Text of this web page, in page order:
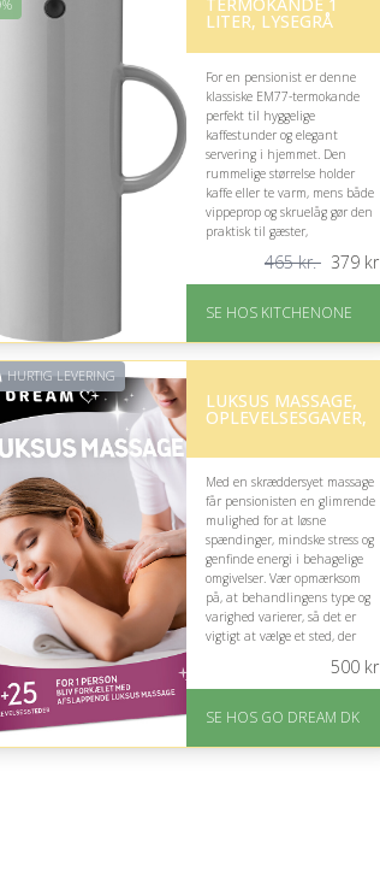
LITER, LYSEGRÅ
For en pensionist er denne
klassiske EM77-termokande
perfekt til hyggelige
kaffestunder og elegant
servering i hjemmet. Den
rummelige størrelse holder
kaffe eller te varm, mens både
vippeprop og skruelåg gør den
praktisk til gæster,
På lager
Levering: 1-5 hverdage
465 kr.)
465 kr. 379kr
SE HOS KITCHENONE
HURTIG LEVERING
LUKSUS MASSAGE,
OPLEVELSESGAVER,
Med en skræddersyet massage
får pensionisten en glimrende
mulighed for at løsne
spændinger, mindske stress og
genfinde energi i behagelige
omgivelser. Vær opmærksom
på, at behandlingens type og
varighed varierer, så det er
vigtigt at vælge et sted, der
På lager
Levering: E-gavekort kan
500kr
SE HOS GO DREAM DK